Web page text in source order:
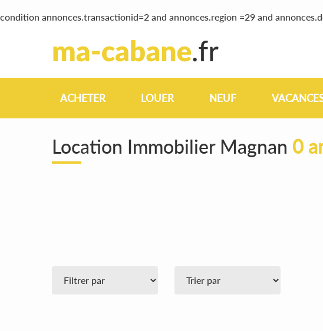
condition annonces.transactionid=2 and annonces.region =29 and
ACHETER LOUER NEUF
Location Immobilier Magnan 0